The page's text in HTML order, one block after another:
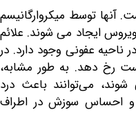
میکروارگانیسم
می شوند. علائم
وجود دارد. در
به طور مشابه،
باعث درد
سوزش در اطراف